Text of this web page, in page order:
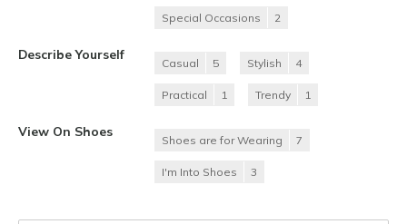
Special Occasions 2
Describe Yourself
Casual 5 Stylish 4
Practical 1 Trendy 1
View On Shoes
Shoes are for Wearing 7
I'm Into Shoes 3